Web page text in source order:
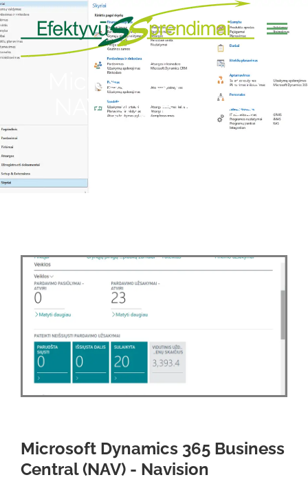
Microsoft Dynamics
NAV, 365 Business
Microsoft Dynamics 365 Business
Central (NAV) - Navision